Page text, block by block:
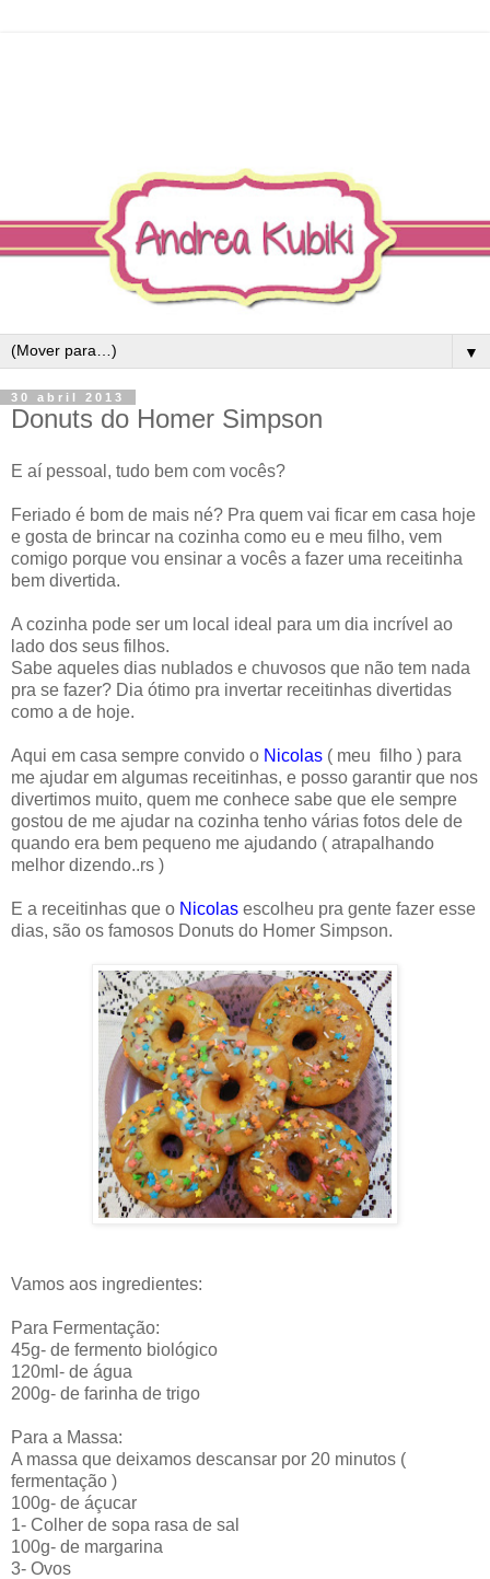
▼
30 abril 2013
Donuts do Homer Simpson
E aí pessoal, tudo bem com vocês?
Feriado é bom de mais né? Pra quem vai ficar em casa hoje
e gosta de brincar na cozinha como eu e meu filho, vem
comigo porque vou ensinar a vocês a fazer uma receitinha
bem divertida.
A cozinha pode ser um local ideal para um dia incrível ao
lado dos seus filhos.
Sabe aqueles dias nublados e chuvosos que não tem nada
pra se fazer? Dia ótimo pra invertar receitinhas divertidas
como a de hoje.
Aqui em casa sempre convido o Nicolas ( meu filho ) para
me ajudar em algumas receitinhas, e posso garantir que nos
divertimos muito, quem me conhece sabe que ele sempre
gostou de me ajudar na cozinha tenho várias fotos dele de
quando era bem pequeno me ajudando ( atrapalhando
melhor dizendo..rs )
E a receitinhas que o Nicolas escolheu pra gente fazer esse
dias, são os famosos Donuts do Homer Simpson.
Vamos aos ingredientes:
Para Fermentação:
45g- de fermento biológico
120ml- de água
200g- de farinha de trigo
Para a Massa:
A massa que deixamos descansar por 20 minutos (
fermentação )
100g- de áçucar
1- Colher de sopa rasa de sal
100g- de margarina
3- Ovos